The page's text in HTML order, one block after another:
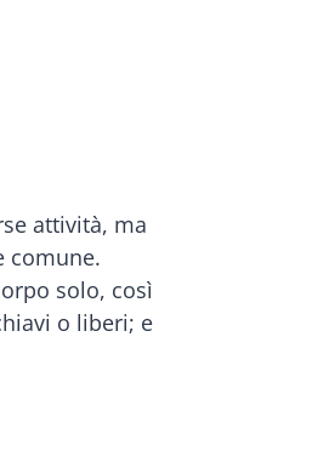
attività, ma
comune.
solo, così
o liberi; e